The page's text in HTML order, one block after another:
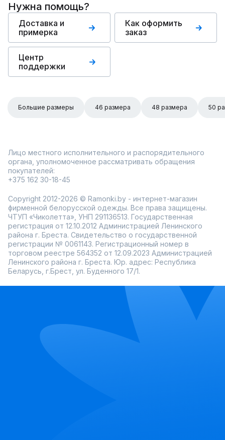
Нужна помощь?
Доставка и
примерка
Как оформить
заказ
Центр
поддержки
Большие размеры 46 размера 48 размера 50
Лицо местного исполнительного и распорядительного
органа, уполномоченное рассматривать обращения
покупателей:
+375 162 30-18-45
Copyright 2012-2026 © Ramonki.by - интернет-магазин
фирменной белорусской одежды. Все права защищены.
ЧТУП «Чиколетта», УНП 291136513. Государственная
регистрация от 12.10.2012 Администрацией Ленинского
района г. Бреста. Свидетельство о государственной
регистрации № 0061143. Регистрационный номер в
торговом реестре 564352 от 12.09.2023 Администрацией
Ленинского района г. Бреста. Юр. адрес: Республика
Беларусь, г.Брест, ул. Буденного 17/1.